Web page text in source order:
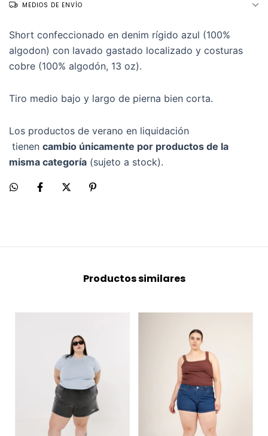
MEDIOS DE ENVÍO
Short confeccionado en denim rígido azul (100%
algodon) con lavado gastado localizado y costuras
cobre (100% algodón, 13 oz).
Tiro medio bajo y largo de pierna bien corta.
Los productos de verano en liquidación
tienen cambio únicamente por productos de la
misma categoría (sujeto a stock).
Productos similares